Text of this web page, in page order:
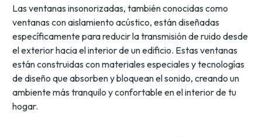
Las ventanas insonorizadas, también conocidas como
ventanas con aislamiento acústico, están diseñadas
específicamente para reducir la transmisión de ruido desde
el exterior hacia el interior de un edificio. Estas ventanas
están construidas con materiales especiales y tecnologías
de diseño que absorben y bloquean el sonido, creando un
ambiente más tranquilo y confortable en el interior de tu
hogar.